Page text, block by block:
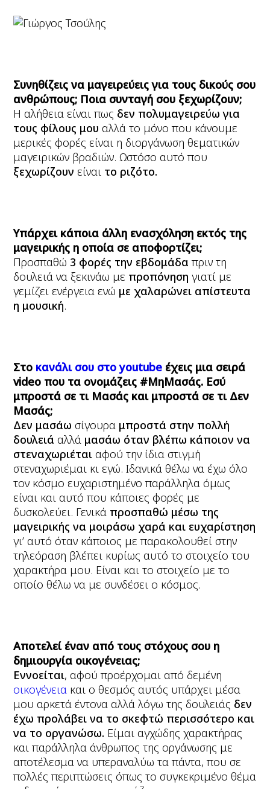
Συνηθίζεις να μαγειρεύεις για τους δικούς σου
ανθρώπους; Ποια συνταγή σου ξεχωρίζουν;
Η αλήθεια είναι πως δεν πολυμαγειρεύω για
τους φίλους μου αλλά το μόνο που κάνουμε
μερικές φορές είναι η διοργάνωση θεματικών
μαγειρικών βραδιών. Ωστόσο αυτό που
ξεχωρίζουν είναι το ριζότο.
Υπάρχει κάποια άλλη ενασχόληση εκτός της
μαγειρικής η οποία σε αποφορτίζει;
Προσπαθώ 3 φορές την εβδομάδα πριν τη
δουλειά να ξεκινάω με προπόνηση γιατί με
γεμίζει ενέργεια ενώ με χαλαρώνει απίστευτα
η μουσική.
Στο κανάλι σου στοyoutube έχεις μια σειρά
video που τα ονομάζεις #ΜηΜασάς. Εσύ
μπροστά σε τι Μασάς και μπροστά σε τι Δεν
Μασάς;
Δεν μασάω σίγουρα μπροστά στην πολλή
δουλειά αλλά μασάω όταν βλέπω κάποιον να
στεναχωριέται αφού την ίδια στιγμή
στεναχωριέμαι κι εγώ. Ιδανικά θέλω να έχω όλο
τον κόσμο ευχαριστημένο παράλληλα όμως
είναι και αυτό που κάποιες φορές με
δυσκολεύει. Γενικά προσπαθώ μέσω της
μαγειρικής να μοιράσω χαρά και ευχαρίστηση
γι’ αυτό όταν κάποιος με παρακολουθεί στην
τηλεόραση βλέπει κυρίως αυτό το στοιχείο του
χαρακτήρα μου. Είναι και το στοιχείο με το
οποίο θέλω να με συνδέσει ο κόσμος.
Αποτελεί έναν από τους στόχους σου η
δημιουργία οικογένειας;
Εννοείται, αφού προέρχομαι από δεμένη
οικογένεια και ο θεσμός αυτός υπάρχει μέσα
μου αρκετά έντονα αλλά λόγω της δουλειάς δεν
έχω προλάβει να το σκεφτώ περισσότερο και
να το οργανώσω. Είμαι αγχώδης χαρακτήρας
και παράλληλα άνθρωπος της οργάνωσης με
αποτέλεσμα να υπεραναλύω τα πάντα, που σε
πολλές περιπτώσεις όπως το συγκεκριμένο θέμα